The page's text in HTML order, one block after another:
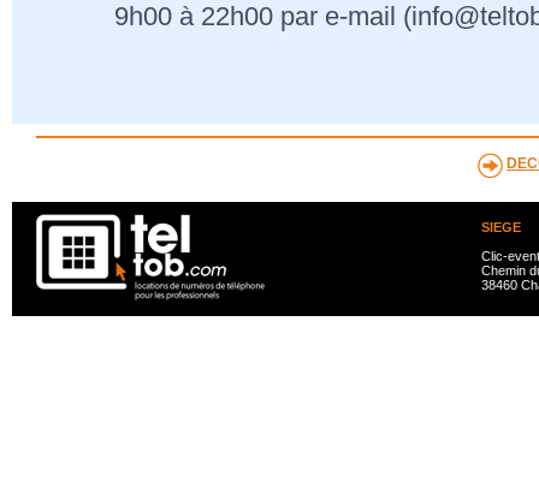
9h00 à 22h00 par e-mail
SIEGE
Clic-
Chemin
38460